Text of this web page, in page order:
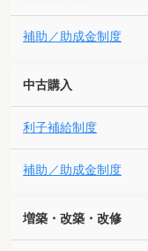
補助／助成金制度
中古購入
利子補給制度
補助／助成金制度
増築・改築・改修